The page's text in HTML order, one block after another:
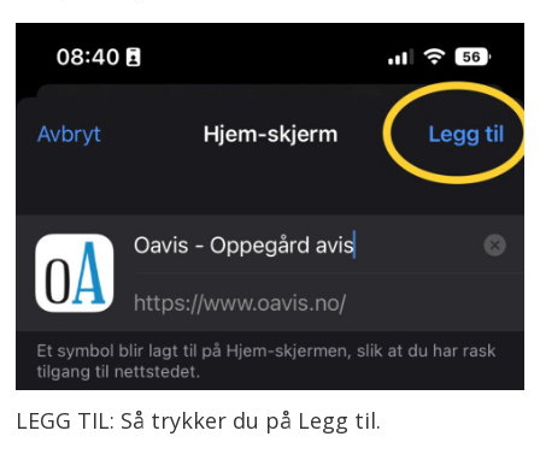
LEGG TIL: Så trykker du på Legg til.